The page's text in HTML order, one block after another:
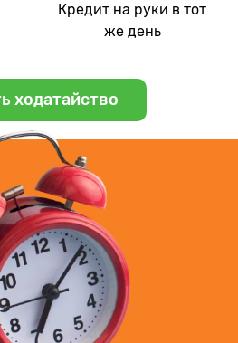
Кредит на руки в тот
же день
ходатайство